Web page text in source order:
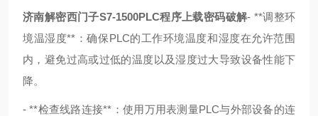
济南解密西门子S7-1500PLC程序上载密码破解- **调整环
境温湿度**：确保PLC的工作环境温度和湿度在允许范围
内，避免过高或过低的温度以及湿度过大导致设备性能下
降。
- **检查线路连接**：使用万用表测量PLC与外部设备的连